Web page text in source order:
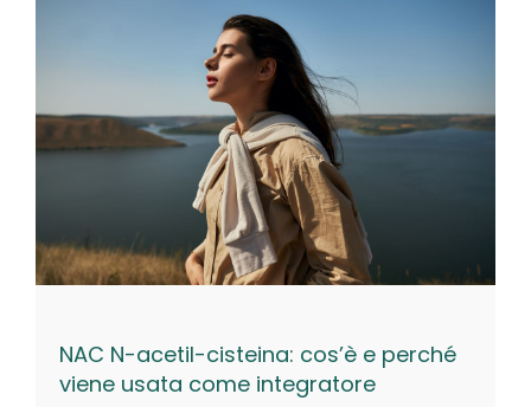
NAC N-acetil-cisteina: cos’è e perché
viene usata come integratore